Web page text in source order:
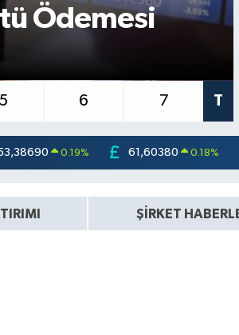
Ödemesi
5 6 7 T
0.19% 61,60380 0.18%
ŞİRKET